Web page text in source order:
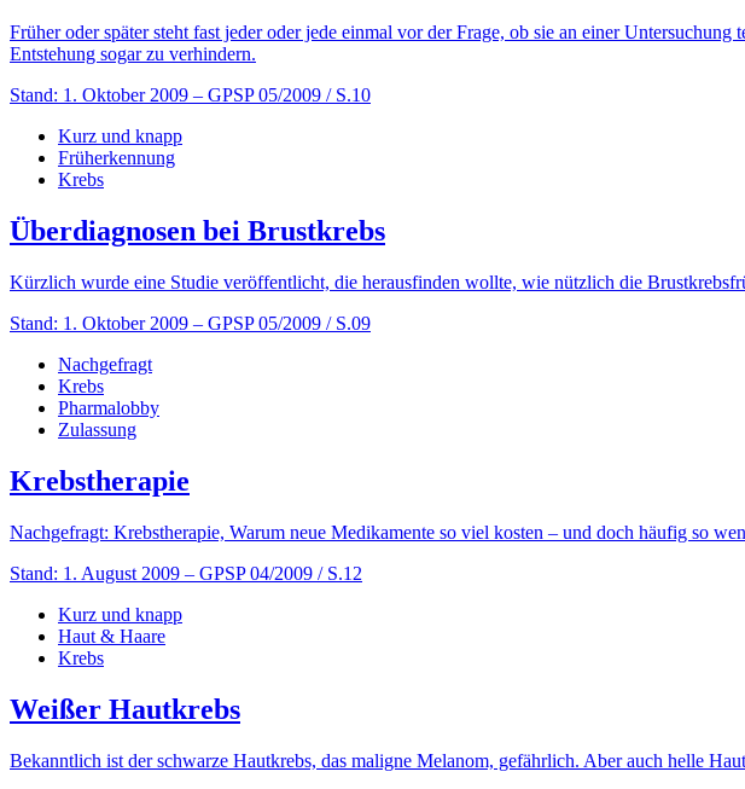
Früher oder später steht fast jeder oder jede einmal vor der Frage, ob sie an einer
Entstehung sogar zu verhindern.
Stand: 1. Oktober 2009 – GPSP 05/2009 / S.10
Kurz und knapp
Früherkennung
Krebs
Überdiagnosen bei Brustkrebs
Kürzlich wurde eine Studie veröffentlicht, die herausfinden wollte, wie nützlich die
Stand: 1. Oktober 2009 – GPSP 05/2009 / S.09
Nachgefragt
Krebs
Pharmalobby
Zulassung
Krebstherapie
Nachgefragt: Krebstherapie, Warum neue Medikamente so viel kosten – und doch häufig so
Stand: 1. August 2009 – GPSP 04/2009 / S.12
Kurz und knapp
Haut & Haare
Krebs
Weißer Hautkrebs
Bekanntlich ist der schwarze Hautkrebs, das maligne Melanom, gefährlich. Aber auch helle